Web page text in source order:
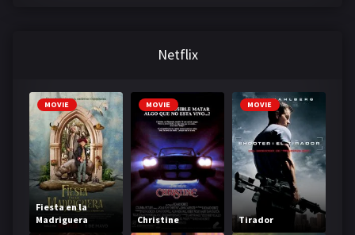
Netflix
MOVIE
Fiesta en la
Madriguera
MOVIE
Christine
MOVIE
Tirador